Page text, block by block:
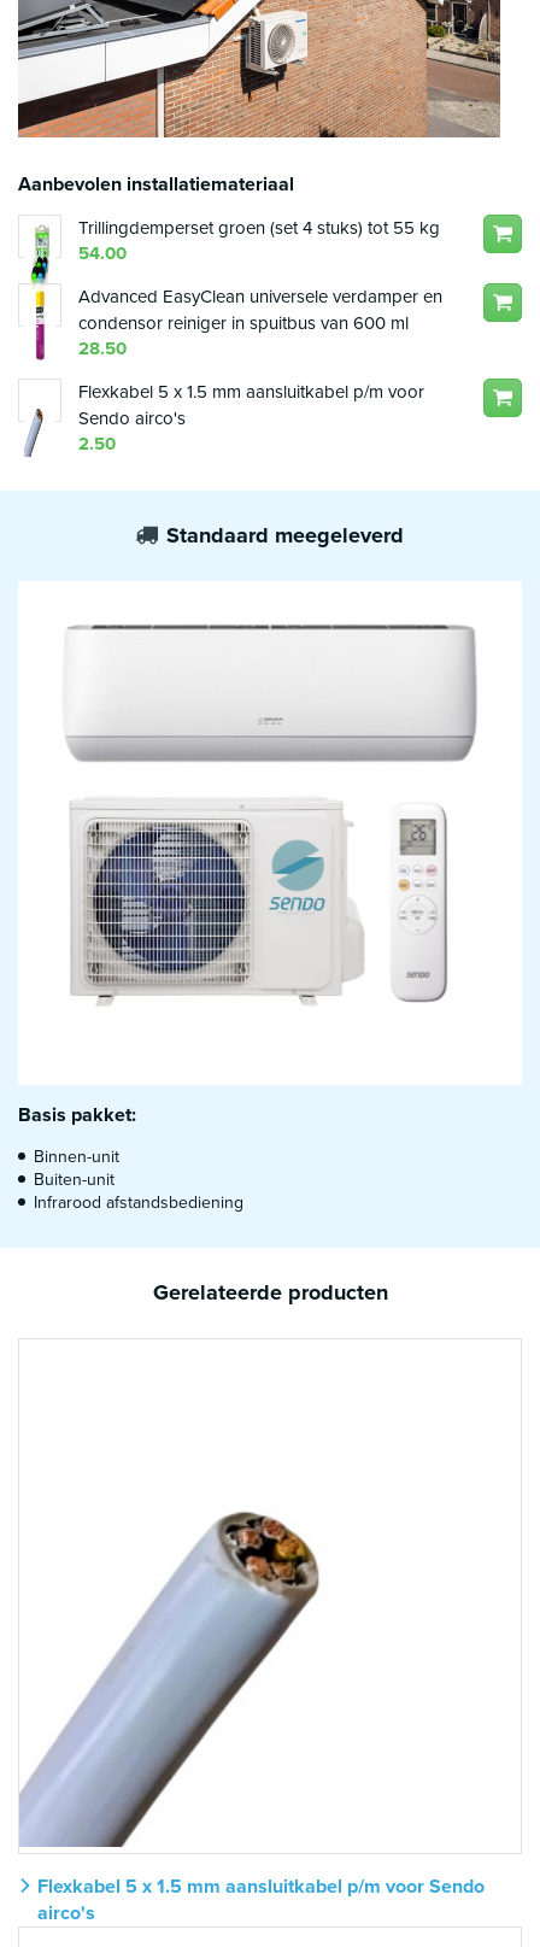
Aanbevolen installatiemateriaal
Trillingdemperset groen (set 4 stuks) tot 55 kg
54.00
Advanced EasyClean universele verdamper en
condensor reiniger in spuitbus van 600 ml
28.50
Flexkabel 5 x 1.5 mm aansluitkabel p/m voor
Sendo airco's
2.50
Standaard meegeleverd
Basis pakket:
Binnen-unit
Buiten-unit
Infrarood afstandsbediening
Gerelateerde producten
Flexkabel 5 x 1.5 mm aansluitkabel p/m voor Sendo
airco's